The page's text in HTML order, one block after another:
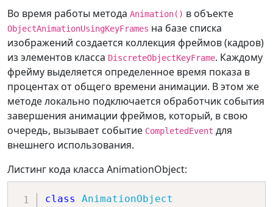
количество повторений показов
поздравления,
// после этого
закрываем программу.
// Меньше нуля
может быть при установке
пользователем 0 повторений.
if
программы новогоднего
поздравления.
Close
Во время работы метода Animation() в объекте
ObjectAnimationUsingKeyFrames на базе списка
изображений создается коллекция фреймов (кадров)
из элементов класса DiscreteObjectKeyFrame. Каждому
фрейму выделяется определенное время показа в
процентах от общего времени анимации. В этом же
методе локально подключается обработчик события
завершения анимации фреймов, который, в свою
очередь, вызывает событие CompletedEvent для
внешнего использования.
Листинг кода класса AnimationObject:
class
AnimationObject